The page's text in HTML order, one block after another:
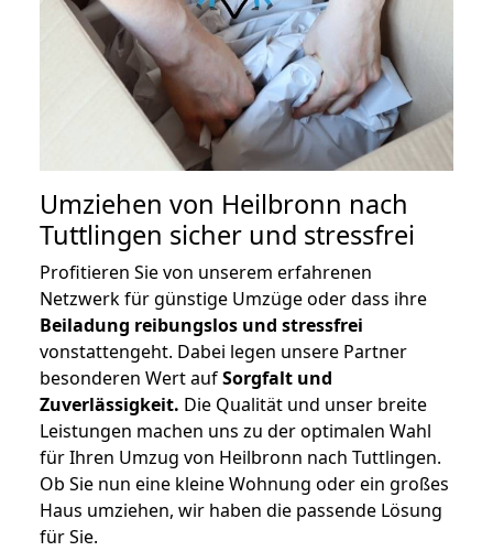
Umziehen von Heilbronn nach
Tuttlingen sicher und stressfrei
Profitieren Sie von unserem erfahrenen
Netzwerk für günstige Umzüge oder dass ihre
Beiladung reibungslos und stressfrei
vonstattengeht. Dabei legen unsere Partner
besonderen Wert aufSorgfalt und
Zuverlässigkeit. Die Qualität und unser breite
Leistungen machen uns zu der optimalen Wahl
für Ihren Umzug von Heilbronn nach Tuttlingen.
Ob Sie nun eine kleine Wohnung oder ein großes
Haus umziehen, wir haben die passende Lösung
für Sie.